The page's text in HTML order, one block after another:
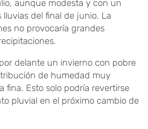
aunque modesta y con un
del final de junio. La
no provocaría grandes
delante un invierno con pobre
de humedad muy
fina. Esto solo podría revertirse
pluvial en el próximo cambio de